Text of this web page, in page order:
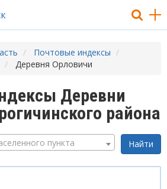
Почтовые индексы
Деревня Орловичи
Деревни
района
пункта